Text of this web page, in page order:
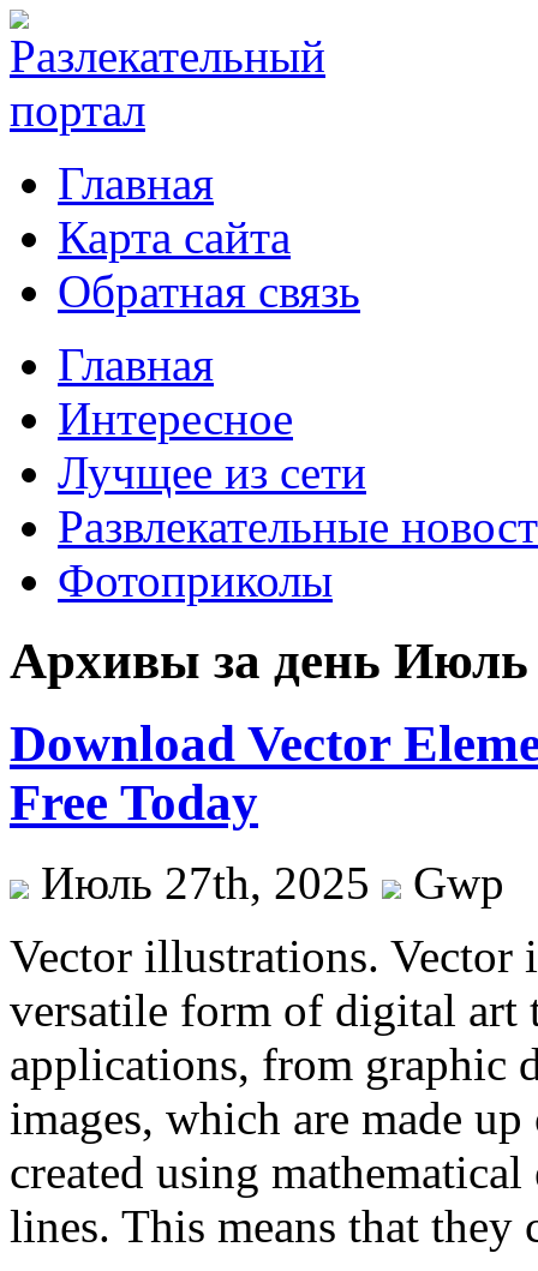
Главная
Карта сайта
Обратная связь
Главная
Интересное
Лучщее из сети
Развлекательные
Фотоприколы
Архивы за день Июль
Download Vector
Free Today
Июль 27th, 2025
Gwp
Vector illustrations. Vector
versatile form of digital art
applications, from graphic
images, which are made
created using
lines. This means that